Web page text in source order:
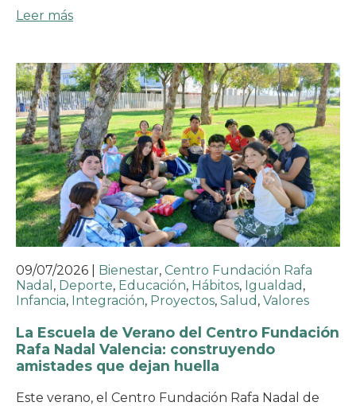
Leer más
09/07/2026 Bienestar, Centro Fundación Rafa
Nadal , Deporte, Educación, Hábitos, Igualdad ,
Infancia, Integración, Proyectos, Salud , Valores
La Escuela de Verano del Centro Fundación
Rafa Nadal Valencia: construyendo
amistades que dejan huella
Este verano, el Centro Fundación Rafa Nadal de